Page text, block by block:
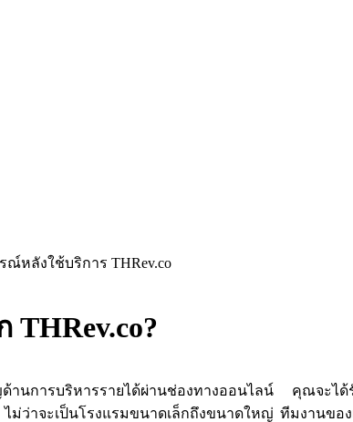
ณ์หลังใช้บริการ THRev.co
THRev.co?
ด้านการบริหารรายได้ผ่านช่องทางออนไลน์ คุณจะ
ม่ว่าจะเป็นโรงแรมขนาดเล็กถึงขนาดใหญ่ ทีมงานขอ